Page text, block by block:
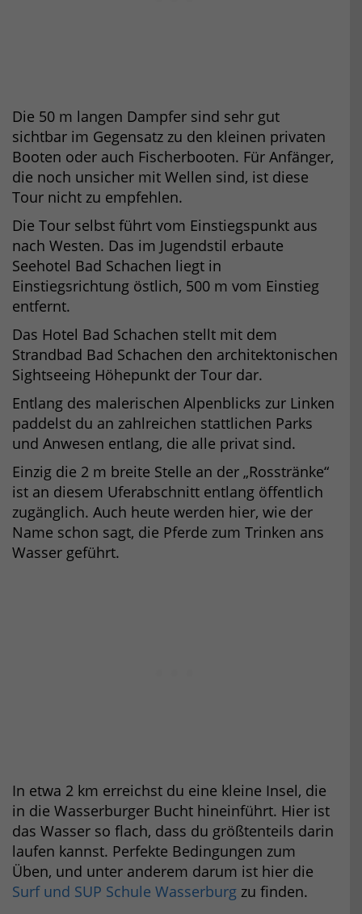
Die 50 m langen Dampfer sind sehr gut
sichtbar im Gegensatz zu den kleinen privaten
Booten oder auch Fischerbooten. Für Anfänger,
die noch unsicher mit Wellen sind, ist diese
Tour nicht zu empfehlen.
Die Tour selbst führt vom Einstiegspunkt aus
nach Westen. Das im Jugendstil erbaute
Seehotel Bad Schachen liegt in
Einstiegsrichtung östlich, 500 m vom Einstieg
entfernt.
Das Hotel Bad Schachen stellt mit dem
Strandbad Bad Schachen den architektonischen
Sightseeing Höhepunkt der Tour dar.
Entlang des malerischen Alpenblicks zur Linken
paddelst du an zahlreichen stattlichen Parks
und Anwesen entlang, die alle privat sind.
Einzig die 2 m breite Stelle an der „Rosstränke“
ist an diesem Uferabschnitt entlang öffentlich
zugänglich. Auch heute werden hier, wie der
Name schon sagt, die Pferde zum Trinken ans
Wasser geführt.
In etwa 2 km erreichst du eine kleine Insel, die
in die Wasserburger Bucht hineinführt. Hier ist
das Wasser so flach, dass du größtenteils darin
laufen kannst. Perfekte Bedingungen zum
Üben, und unter anderem darum ist hier die
Surf und SUP Schule Wasserburg zu finden.